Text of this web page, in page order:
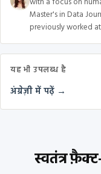
Master's in Data
previously worked
यह भी उपलब्ध है
अंग्रेज़ी में पढ़ें →
स्वतंत्र